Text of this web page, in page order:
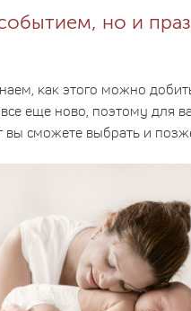
но и
как этого можно
еще ново, поэтому для
сможете выбрать и